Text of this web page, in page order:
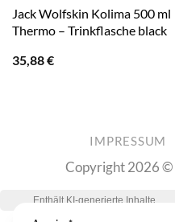
Jack Wolfskin Kolima 500 ml
Thermo – Trinkflasche black
35,88€
IMPRESSUM
Copyright 2026 ©